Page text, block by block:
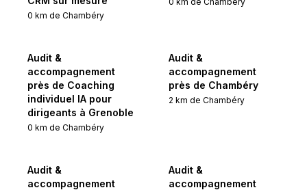
0 km de Chambéry
Audit &
accompagnement
près de Coaching
individuel IA pour
dirigeants à Grenoble
0 km de Chambéry
Audit &
accompagnement
près de Chambéry
2 km de Chambéry
Audit &
accompagnement
Audit &
accompagnement